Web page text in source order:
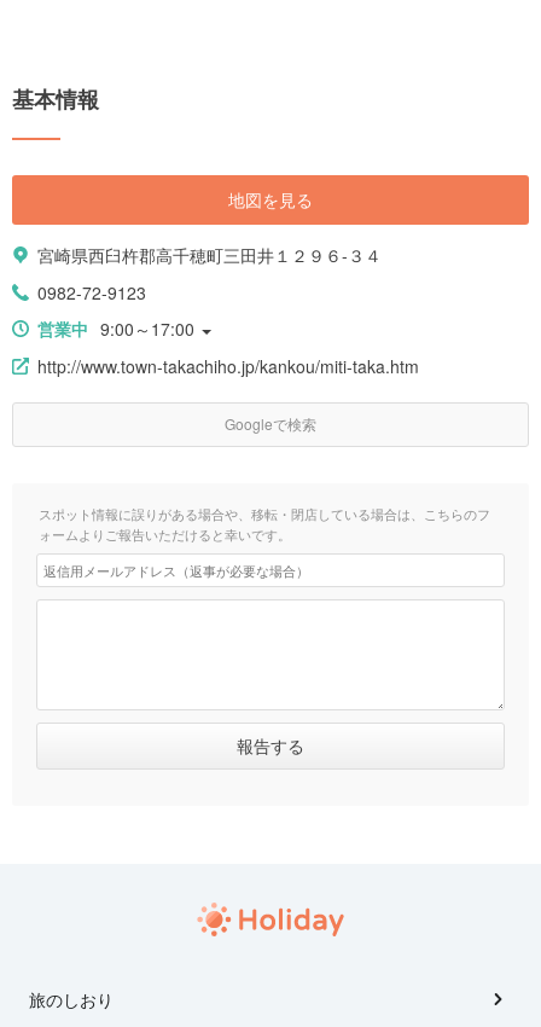
基本情報
地図を見る
宮崎県西臼杵郡高千穂町三田井１２９６-３４
0982-72-9123
営業中 9:00～17:00
http://www.town-takachiho.jp/kankou/miti-taka.htm
Googleで検索
スポット情報に誤りがある場合や、移転・閉店している場合は、こちらのフ
ォームよりご報告いただけると幸いです。
旅のしおり